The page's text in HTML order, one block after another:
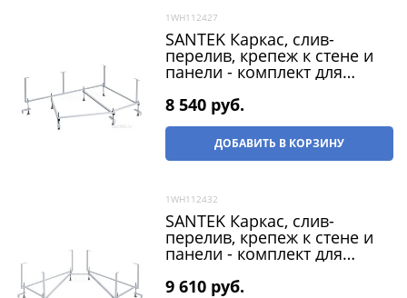
1WH112427
SANTEK Каркас, слив-
перелив, крепеж к стене и
панели - комплект для
R
8 540 руб.
ДОБАВИТЬ В КОРЗИНУ
1WH112432
SANTEK Каркас, слив-
перелив, крепеж к стене и
панели - комплект для
9 610 руб.